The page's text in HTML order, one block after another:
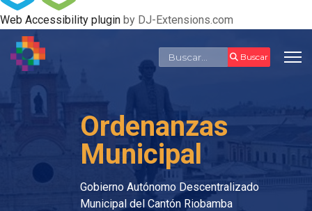
Web Accessibility plugin by DJ-Extensions.com
Buscar Buscar
Ordenanzas
Municipal
Gobierno Autónomo Descentralizado
Municipal del Cantón Riobamba